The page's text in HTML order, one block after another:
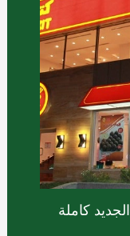
أسعار وجبات منيو كتيكت 2024 الجديد كاملة